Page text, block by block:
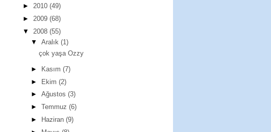
► 2010 (49)
► 2009 (68)
▼ 2008 (55)
▼ Aralık (1)
çok yaşa Ozzy
► Kasım (7)
► Ekim (2)
► Ağustos (3)
► Temmuz (6)
►
Haziran (9)